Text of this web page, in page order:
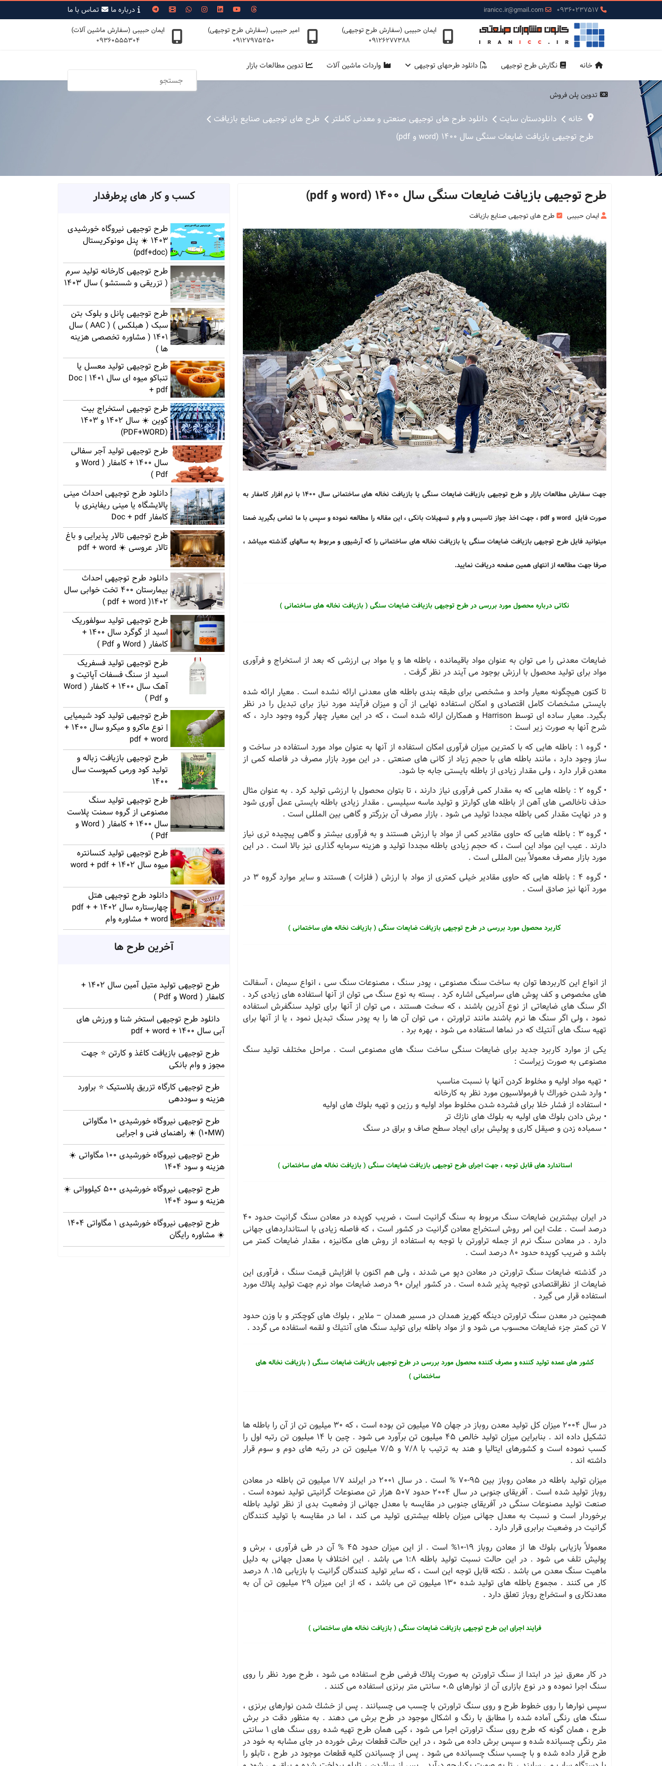
09360237517
iranicc.ir@gmail.com درباره ما تمـاس با ما
ایمان حبیبی (سفارش طرح توجیهی)
09126277388
امیر حبیبی (سفارش طرح توجیهی)
09127975250
ایمان حبیبی (سفارش ماشین آلات)
09360555304
خانه نگارش طرح توجیهی دانلود طرحهای توجیهی واردات ماشین آلات تدوین مطالعات بازار
تدوین پلن فروش
خانه دانلودستان سایت دانلود طرح های توجیهی صنعتی و معدنی کاملتر
طرح های توجیهی صنایع بازیافت
طرح توجیهی بازیافت ضایعات سنگی سال 1400 (word و pdf)
طرح توجیهی بازیافت ضایعات سنگی سال 1400 (word و pdf)
ایمان حبیبی طرح های توجیهی صنایع بازیافت
جهت سفارش مطالعات بازار و طرح توجیهی بازیافت ضایعات سنگی یا بازیافت نخاله های ساختمانی سال 1400 با نرم افزار کامفار به
صورت فایل word و pdf ، جهت اخذ جواز تاسیس و وام و تسهیلات بانکی ، این مقاله را مطالعه نموده و سپس با ما تماس بگیرید ضمنا
میتوانید فایل طرح توجیهی بازیافت ضایعات سنگی یا بازیافت نخاله های ساختمانیرا که آرشیوی و مربوط به سالهای گذشته میباشد ،
صرفا جهت مطالعه از انتهای همین صفحه دریافت نمایید.
نکاتی درباره محصول مورد بررسی در طرح توجیهی بازیافت ضایعات سنگی ( بازیافت نخاله های ساختمانی )
ضایعات معدنی را می توان به عنوان مواد باقیمانده ، باطله ها و یا مواد بی ارزشی كه بعد از استخراج و فرآوری
مواد برای تولید محصول با ارزش بوجود می آیند در نظر گرفت .
تا كنون هیچگونه معیار واحد و مشخصی برای طبقه بندی باطله های معدنی ارائه نشده است . معیار ارائه شده
بایستی مشخصات كامل اقتصادی و امكان استفاده نهایی از آن و میزان فرآیند مورد نیاز برای تبدیل را در نظر
بگیرد. معیار ساده ای توسط Harrison و همكاران ارائه شده است ، که در این معیار چهار گروه وجود دارد ، كه
شرح آنها به صورت زیر است :
• گروه 1 : باطله هایی كه با كمترین میزان فرآوری امكان استفاده از آنها به عنوان مواد مورد استفاده در ساخت و
ساز وجود دارد ، مانند باطله های با حجم زیاد از كانی های صنعتی . در این مورد بازار مصرف در فاصله كمی از
معدن قرار دارد ، ولی مقدار زیادی از باطله بایستی جابه جا شود.
• گروه 2 : باطله هایی كه به مقدار كمی فرآوری نیاز دارند ، تا بتوان محصول با ارزشی تولید كرد . به عنوان مثال
حذف ناخالصی های آهن از باطله های كوارتز و تولید ماسه سیلیسی . مقدار زیادی باطله بایستی عمل آوری شود
و در نهایت مقدار كمی باطله مجددا تولید می شود . بازار مصرف آن بزرگتر و گاهی بین المللی است .
• گروه 3 : باطله هایی كه حاوی مقادیر كمی از مواد با ارزش هستند و به فرآوری بیشتر و گاهی پیچیده تری نیاز
دارند . عیب این مواد این است ، كه حجم زیادی باطله مجددا تولید و هزینه سرمایه گذاری نیز بالا است . در این
مورد بازار مصرف معمولاً بین المللی است .
• گروه 4 : باطله هایی كه حاوی مقادیر خیلی كمتری از مواد با ارزش ( فلزات ) هستند و سایر موارد گروه 3 در
مورد آنها نیز صادق است .
کاربرد محصول مورد بررسی در طرح توجیهی بازیافت ضایعات سنگی ( بازیافت نخاله های ساختمانی )
از انواع این كاربردها توان به ساخت سنگ مصنوعی ، پودر سنگ ، مصنوعات سنگ سی ، انواع سیمان ، آسفالت
های مخصوص و كف پوش های سرامیكی اشاره كرد . بسته به نوع سنگ می توان از آنها استفاده های زیادی كرد .
اگر سنگ های ضایعاتی از نوع آذرین باشند ، كه سخت هستند ، می توان از آنها برای تولید سنگفرش استفاده
نمود ، ولی اگر سنگ ها نرم باشند مانند تراورتن ، می توان آن ها را به پودر سنگ تبدیل نمود ، یا از آنها برای
تهیه سنگ های آنتیك كه در نماها استفاده می شود ، بهره برد .
یكی از موارد كاربرد جدید برای ضایعات سنگی ساخت سنگ های مصنوعی است . مراحل مختلف تولید سنگ
مصنوعی به صورت زیراست :
• تهیه مواد اولیه و مخلوط كردن آنها با نسبت مناسب
• وارد شدن خوراك با فرمولاسیون مورد نظر به كارخانه
• استفاده از فشار خلا برای فشرده شدن مخلوط مواد اولیه و رزین و تهیه بلوك های اولیه
• برش دادن بلوك های اولیه به بلوك های نازك تر
• سمباده زدن و صیقل كاری و پولیش برای ایجاد سطح صاف و براق در سنگ
استاندارد های قابل توجه ، جهت اجرای طرح توجیهی بازیافت ضایعات سنگی ( بازیافت نخاله های ساختمانی )
در ایران بیشترین ضایعات سنگ مربوط به سنگ گرانیت است ، ضریب كوپده در معادن سنگ گرانیت حدود 40
درصد است . علت این امر روش استخراج معادن گرانیت در كشور است ، كه فاصله زیادی با استانداردهای جهانی
دارد . در معادن سنگ نرم از جمله تراورتن با توجه به استفاده از روش های مكانیزه ، مقدار ضایعات كمتر می
باشد و ضریب كوپده حدود 80 درصد است .
در گذشته ضایعات سنگ تراورتن در معادن دپو می شدند ، ولی هم اكنون با افزایش قیمت سنگ ، فرآوری این
ضایعات از نظراقتصادی توجیه پذیر شده است . در كشور ایران 90 درصد ضایعات مواد نرم جهت تولید پلاك مورد
استفاده قرار می گیرد .
همچنین در معدن سنگ تراورتن دینگه كهریز همدان در مسیر همدان – ملایر ، بلوك های كوچكتر و با وزن حدود
7 تن كمتر جزء ضایعات محسوب می شود و از مواد باطله برای تولید سنگ های آنتیك و لقمه استفاده می گردد .
کشور های عمده تولید کننده و مصرف کننده محصول مورد بررسی در طرح توجیهی بازیافت ضایعات سنگی ( بازیافت نخاله های
ساختمانی )
در سال 2004 میزان كل تولید معدن روباز در جهان 75 میلیون تن بوده است ، كه 30 میلیون تن از آن را باطله ها
تشكیل داده اند . بنابراین میزان تولید خالص 45 میلیون تن برآورد می شود . چین با 14 میلیون تن رتبه اول را
كسب نموده است و كشورهای ایتالیا و هند به ترتیب با 7/8 و 7/5 میلیون تن در رتبه های دوم و سوم قرار
داشته اند .
میزان تولید باطله در معادن روباز بین 95-70 % است . در سال 2001 در ایرلند 1/7 میلیون تن باطله در معادن
روباز تولید شده است . آفریقای جنوبی در سال 2004 حدود 507 هزار تن مصنوعات گرانیتی تولید نموده است .
صنعت تولید مصنوعات سنگی در آفریقای جنوبی در مقایسه با معدل جهانی از وضعیت بدی از نظر تولید باطله
برخوردار است و نسبت به معدل جهانی میزان باطله بیشتری تولید می كند ، اما در مقایسه با تولید كنندگان
گرانیت در وضعیت برابری قرار دارد .
معمولاً بازیابی بلوك ها از معادن روباز 19-10% است . از این میزان حدود 45 % آن در طی فرآوری ، برش و
پولیش تلف می شود . در این حالت نسبت تولید باطله 1:8 می باشد . این اختلاف با معدل جهانی به دلیل
ماهیت سنگ معدن می باشد . نكته قابل توجه این است ، كه سایر تولید كنندگان گرانیت با بازیابی 15. 8 درصد
كار می كنند . مجموع باطله های تولید شده 130 میلیون تن می باشد ، كه از این میزان 29 میلیون تن آن به
معدنكاری و استخراج روباز تعلق دارد .
فرایند اجرای این طرح توجیهی بازیافت ضایعات سنگی ( بازیافت نخاله های ساختمانی )
در كار معرق نیز در ابتدا از سنگ تراورتن به صورت پلاك فرضی طرح استفاده می شود ، طرح مورد نظر را روی
سنگ اجرا نموده و در نوع بازاری آن از نوارهای 0.5 سانتی متر برنزی استفاده می كنند .
سپس نوارها را روی خطوط طرح و روی سنگ تراورتن با چسب می چسبانند . پس از خشك شدن نوارهای برنزی ،
سنگ های رنگی آماده شده را مطابق با رنگ و اشكال موجود در طرح برش می دهند . به منظور دقت در برش
طرح ، همان گونه كه طرح روی سنگ تراورتن اجرا می شود ، كپی همان طرح تهیه شده روی سنگ های 1 سانتی
متر رنگی چسبانده شده و سپس برش داده می شود ، در این حالت قطعات برش خورده در جای مشابه به خود در
طرح قرار داده شده و با چسب سنگ چسبانده می شود . پس از چسباندن كلیه قطعات موجود در طرح ، تابلو را
کسب و کار های پرطرفدار
طرح توجیهی نیروگاه خورشیدی
1403 ☀️ پنل مونوکریستال
(pdf+doc)
طرح توجیهی کارخانه تولید سرم
( تزریقی و شستشو ) سال 1403
طرح توجیهی پانل و بلوک بتن
سبک ( هبلکس ) ( AAC ) سال
1401 ( مشاوره تخصصی هزینه
ها )
طرح توجیهی تولید معسل یا
تنباکو میوه ای سال 1401 | Doc
+ pdf
طرح توجیهی استخراج بیت
کوین ☀️ سال 1402 و 1403
(PDF+WORD)
طرح توجیهی تولید آجر سفالی
سال 1400 + کامفار ( Word و
Pdf )
دانلود طرح توجیهی احداث مینی
پالایشگاه یا مینی ریفاینری با
کامفار Doc + pdf
طرح توجیهی تالار پذیرایی و باغ
تالار عروسی ☀️ pdf + word
دانلود طرح توجیهی احداث
بیمارستان 400 تخت خوابی سال
1402( pdf + word )
طرح توجیهی تولید سولفوریک
اسید از گوگرد سال 1400 +
کامفار ( Word و Pdf )
طرح توجیهی تولید فسفریک
اسید از سنگ فسفات آپاتیت و
آهک سال 1400 + کامفار ( Word
و Pdf )
طرح توجیهی تولید کود شیمیایی
| نوع ماکرو و میکرو سال 1400 +
pdf + word
طرح توجیهی بازیافت زباله و
تولید کود ورمی کمپوست سال
1400
طرح توجیهی تولید سنگ
مصنوعی از گروه سمنت پلاست
سال 1400 + کامفار ( Word و
Pdf )
طرح توجیهی تولید کنسانتره
میوه سال 1402 + word + pdf
دانلود طرح توجیهی هتل
چهارستاره سال 1402 + pdf +
word + مشاوره وام
آخرین طرح ها
طرح توجیهی تولید متیل آمین سال 1402 +
کامفار ( Word و Pdf )
دانلود طرح توجیهی استخر شنا و ورزش های
آبی سال 1400 + pdf + word
طرح توجیهی بازیافت کاغذ و کارتن ⭐️ جهت
مجوز و وام بانکی
طرح توجیهی کارگاه تزریق پلاستیک ⭐ براورد
هزینه و سوددهی
طرح توجیهی نیروگاه خورشیدی 10 مگاواتی
(10MW) ☀️ راهنمای فنی و اجرایی
طرح توجیهی نیروگاه خورشیدی 100 مگاواتی ☀️
هزینه‌ و سود 1404
طرح توجیهی نیروگاه خورشیدی 500 کیلوواتی ☀️
هزینه‌ و سود 1404
طرح توجیهی نیروگاه خورشیدی 1 مگاواتی 1404
☀️ مشاوره رایگان